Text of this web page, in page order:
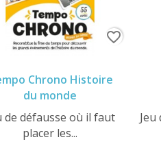
Chrono Histoire
du monde
de défausse où il faut
placer les...
favorite_border
Jeu